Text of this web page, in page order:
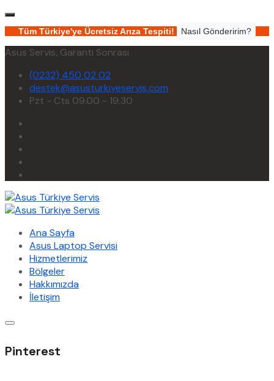
Tüm Türkiye'ye Ücretsiz Arıza Tespiti! Nasıl Gönderirim?
Asus Servis, Garanti Sonrası
(0232) 450 02 02
destek@asusturkiyeservis.com
Pzt - Cts 09.00 - 19.30
Ana Sayfa
Asus Laptop Servisi
Hizmetlerimiz
Bölgeler
Hakkımızda
İletişim
Pinterest